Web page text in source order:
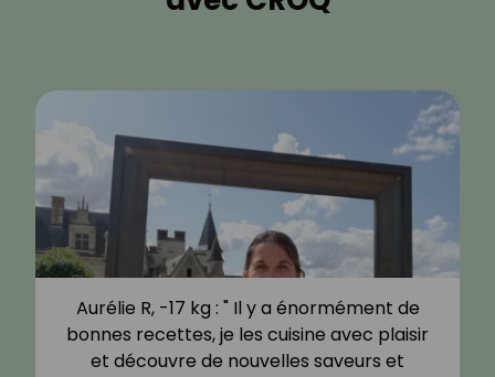
Aurélie R, -17 kg : " Il y a énormément de
bonnes recettes, je les cuisine avec plaisir
et découvre de nouvelles saveurs et